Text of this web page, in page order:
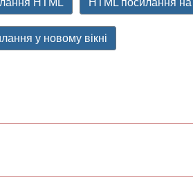
HTML HTML посилання
у новому вікні